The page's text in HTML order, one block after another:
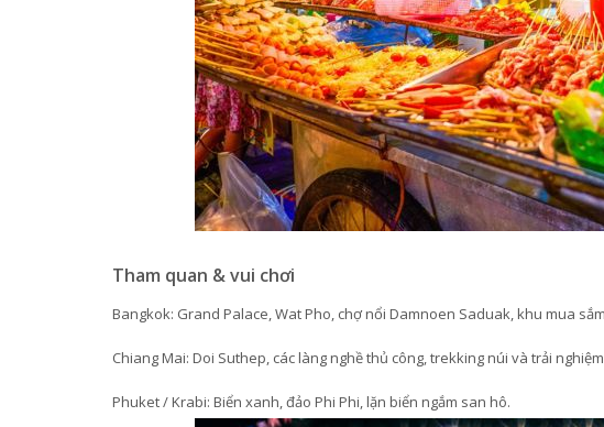
Tham quan & vui chơi
Bangkok: Grand Palace, Wat Pho, chợ nổi Damnoen Saduak, khu mua
Chiang Mai: Doi Suthep, các làng nghề thủ công, trekking núi và trải
Phuket / Krabi: Biển xanh, đảo Phi Phi, lặn biển ngắm san hô.